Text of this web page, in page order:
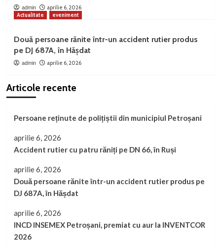
admin
aprilie 6, 2026
Actualitate
eveniment
Două persoane rănite într-un accident rutier produs
pe DJ 687A, în Hășdat
admin aprilie 6, 2026
Articole recente
Persoane reținute de polițiștii din municipiul Petroșani
aprilie 6, 2026
Accident rutier cu patru răniți pe DN 66, în Ruși
aprilie 6, 2026
Două persoane rănite într-un accident rutier produs pe
DJ 687A, în Hășdat
aprilie 6, 2026
INCD INSEMEX Petroșani, premiat cu aur la INVENTCOR
2026